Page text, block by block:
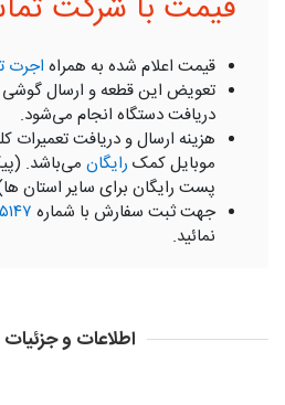
قیمت اعلام شده به همراه اجرت
تعویض این قطعه و ارسال گوشی
دریافت دستگاه انجام می‌شود.
هزینه ارسال و دریافت تعمیرات
موبایل کمک رایگان می‌باشد.
پست رایگان برای سایر استان
جهت ثبت سفارش با شماره
نمائید.
اطلاعات و